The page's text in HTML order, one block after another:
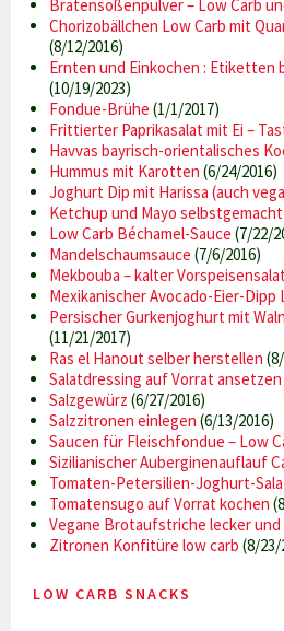
Bratensoßenpulver – Low Carb
Chorizobällchen Low Carb mit
(8/12/2016)
Ernten und Einkochen : Etiketten
(10/19/2023)
Fondue-Brühe (1/1/2017)
Frittierter Paprikasalat mit Ei –
Havvas bayrisch-orientalisches
Hummus mit Karotten (6/24/2016)
Joghurt Dip mit Harissa (auch
Ketchup und Mayo
Low Carb Béchamel-Sauce (7/22/
Mandelschaumsauce (7/6/2016)
Mekbouba – kalter
Mexikanischer Avocado-Eier-Dipp
Persischer Gurkenjoghurt mit
(11/21/2017)
Ras el Hanout selber herstellen
Salatdressing auf Vorrat ansetzen
Salzgewürz (6/27/2016)
Salzzitronen einlegen (6/13/2016)
Saucen für Fleischfondue – Low
Sizilianischer Auberginenauflauf
Tomaten-Petersilien-Joghurt-
Tomatensugo auf Vorrat kochen
Vegane Brotaufstriche lecker und
Zitronen Konfitüre low carb (8/23/
LOW CARB SNACKS